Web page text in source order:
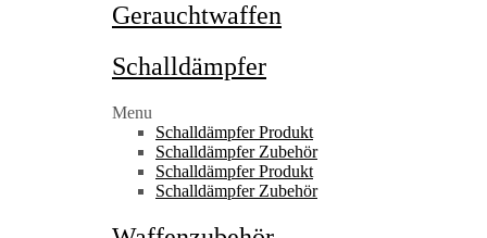
Gerauchtwaffen
Schalldämpfer
Menu
Schalldämpfer Produkt
Schalldämpfer Zubehör
Schalldämpfer Produkt
Schalldämpfer Zubehör